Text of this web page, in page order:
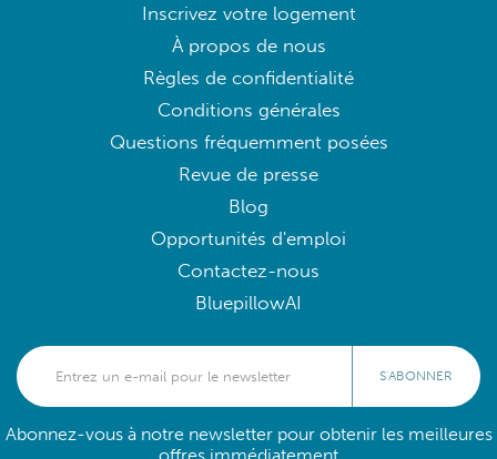
Inscrivez votre logement
À propos de nous
Règles de confidentialité
Conditions générales
Questions fréquemment posées
Revue de presse
Blog
Opportunités d'emploi
Contactez-nous
BluepillowAI
S'ABONNER
Abonnez-vous à notre newsletter pour obtenir les meilleures
offres immédiatement